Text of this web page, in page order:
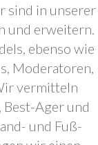
sind in unserer
und erweitern.
ebenso wie
Moderatoren,
vermitteln
Best-Ager und
und Fuß-